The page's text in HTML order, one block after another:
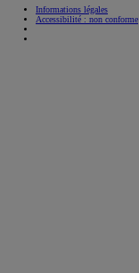
Informations légales
Accessibilité : non conforme